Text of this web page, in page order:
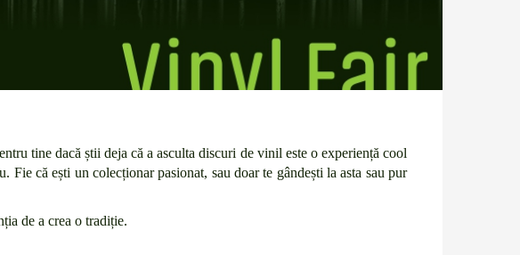
tine dacă știi deja că a asculta discuri de vinil este o experiență cool
că ești un colecționar pasionat, sau doar te gândești la asta sau pur
de a crea o tradiție.